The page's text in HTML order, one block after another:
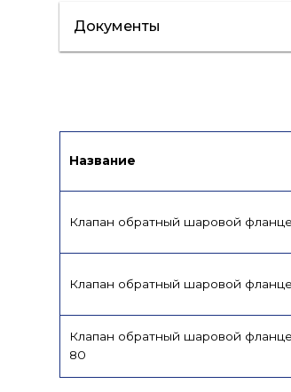
Документы
Название
Клапан обратный шаровой
Клапан обратный шаровой
Клапан обратный шаровой
80